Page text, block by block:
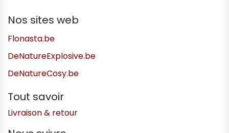
Nos sites web
Flonasta.be
DeNatureExplosive.be
DeNatureCosy.be
Tout savoir
Livraison & retour